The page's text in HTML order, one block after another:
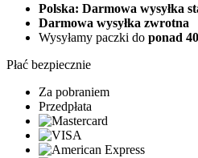
Polska: Darmowa wysyłka
Darmowa wysyłka zwrotna
Wysyłamy paczki do ponad
Płać bezpiecznie
Za pobraniem
Przedpłata